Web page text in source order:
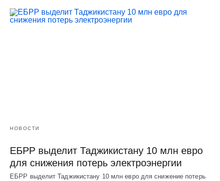
НОВОСТИ
ЕБРР выделит Таджикистану 10 млн евро
для снижения потерь электроэнергии
ЕБРР выделит Таджикистану 10 млн евро для снижение потерь